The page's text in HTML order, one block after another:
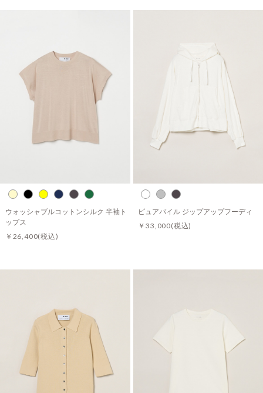
ウォッシャブルコットンシルク 半袖ト
ップス
￥26,400(税込)
ピュアパイル ジップアップフーディ
￥33,000(税込)